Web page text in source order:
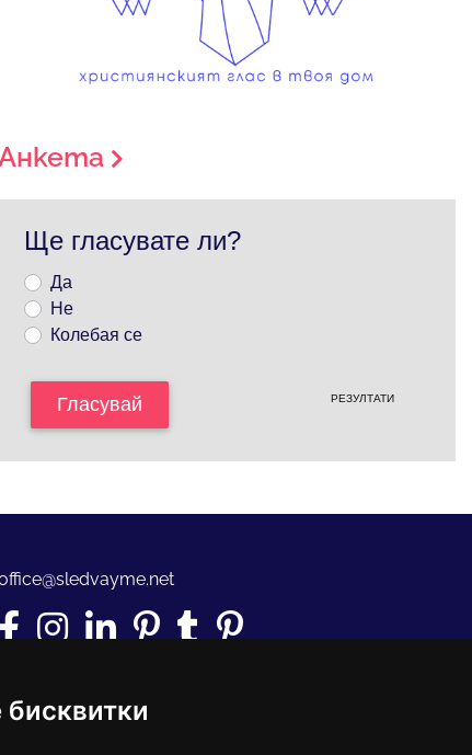
Ще гласувате ли?
Да
Не
Колебая се
Гласувай РЕЗУЛТАТИ